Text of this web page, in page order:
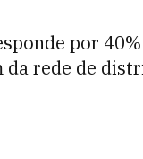
por
rede de